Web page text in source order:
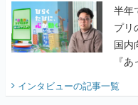
半年
プリ
国内
『
インタビューの記事一覧